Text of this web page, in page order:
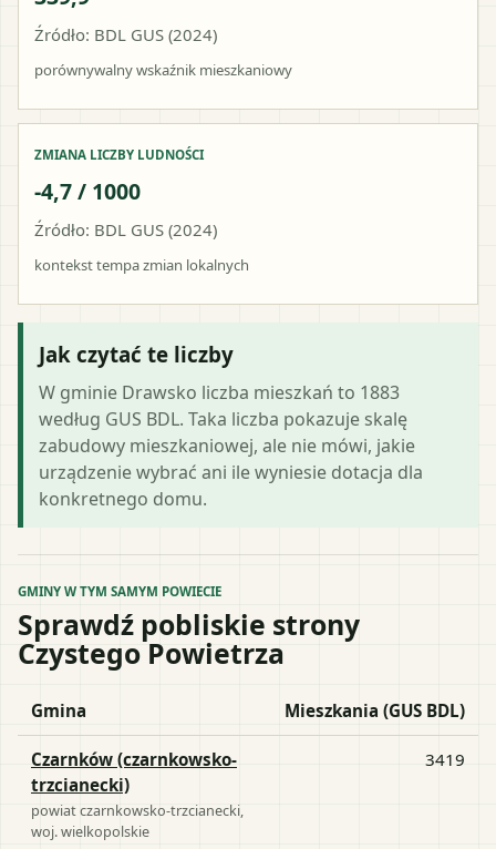
Źródło: BDL GUS (2024)
porównywalny wskaźnik mieszkaniowy
ZMIANA LICZBY LUDNOŚCI
-4,7 / 1000
Źródło: BDL GUS (2024)
kontekst tempa zmian lokalnych
Jak czytać te liczby
W gminie Drawsko liczba mieszkań to 1883
według GUS BDL. Taka liczba pokazuje skalę
zabudowy mieszkaniowej, ale nie mówi, jakie
urządzenie wybrać ani ile wyniesie dotacja dla
konkretnego domu.
GMINY W TYM SAMYM POWIECIE
Sprawdź pobliskie strony
Czystego Powietrza
Gmina Mieszkania (GUS BDL)
Czarnków (czarnkowsko-
trzcianecki)
powiatczarnkowsko-trzcianecki
woj.wielkopolskie
3419